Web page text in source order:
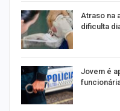
Atraso na
dificulta
Jovem é